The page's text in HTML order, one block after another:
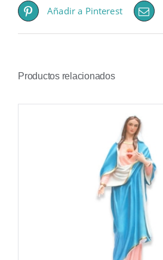
Añadir a Pinterest
Productos relacionados